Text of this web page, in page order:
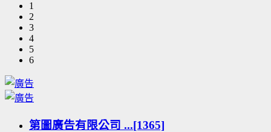
1
2
3
4
5
6
第圖廣告有限公司 ...[1365]